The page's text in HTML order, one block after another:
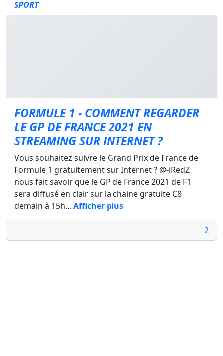
SPORT
FORMULE 1 - COMMENT REGARDER
LE GP DE FRANCE 2021 EN
STREAMING SUR INTERNET ?
Vous souhaitez suivre le Grand Prix de France de
Formule 1 gratuitement sur Internet ? @-iRedZ
nous fait savoir que le GP de France 2021 de F1
sera diffusé en clair sur la chaine gratuite C8
demain à 15h... Afficher plus
2